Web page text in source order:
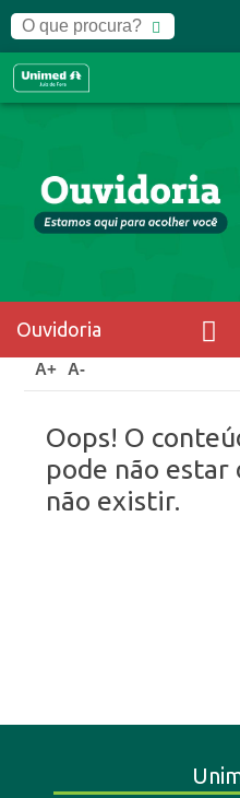
Ouvidoria
Home Ouvidoria
A+ A-
Oops! O
pode não estar
não existir.